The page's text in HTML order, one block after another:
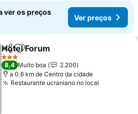
ver os preços
Ver preços
PartilharAdicionar aos favoritos
Hotel Forum
3 Estrelas
8,4 Muito boa
2.200
a 0.6 km de Centro da cidade
Restaurante ucraniano no local